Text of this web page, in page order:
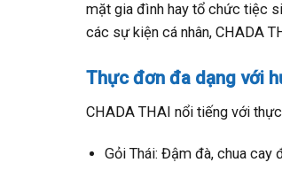
mặt gia đình hay tổ chức tiệc
các sự kiện cá nhân, CHADA
Thực đơn đa dạng với
CHADA THAI nổi tiếng với
Gỏi Thái: Đậm đà, chua cay